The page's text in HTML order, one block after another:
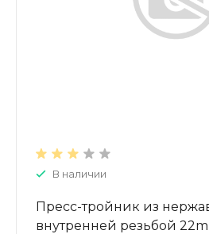
В наличии
Пресс-тройник из
внутренней резьбой